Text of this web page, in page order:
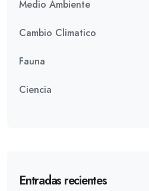
Medio Ambiente
Cambio Climatico
Fauna
Ciencia
Entradas recientes